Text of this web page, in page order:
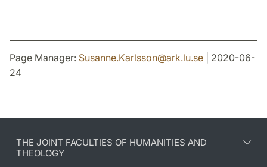
Page Manager: Susanne.Karlsson@ark.lu.se | 2020-06-
24
THE JOINT FACULTIES OF HUMANITIES AND
THEOLOGY